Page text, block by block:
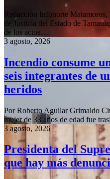
Redacción Infonorte Matamoros,
de Justicia del Estado de
de los actos…
3 agosto, 2026
Incendio consume
seis integrantes de
heridos
Por Roberto Aguilar Grimaldo
mujer de 33 años de edad fue
3 agosto, 2026
Presidenta del
que hay más